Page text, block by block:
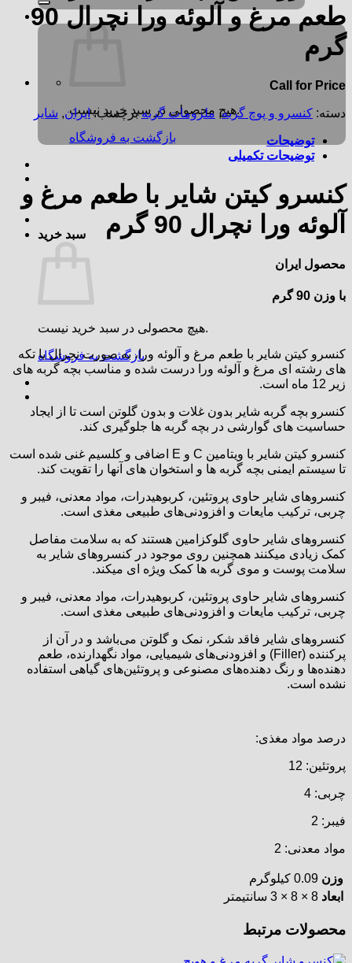
هیچ محصولی در سبد خرید نیست.
بازگشت به فروشگاه
سبد خرید
هیچ محصولی در سبد خرید نیست.
بازگشت به فروشگاه
طعم مرغ و آلوئه ورا نچرال 90
گرم
Call for Price
دسته: کنسرو و پوچ گربه, ملزومات گربه برچسب:ایران, شایر
توضیحات
توضیحات تکمیلی
کنسرو کیتن شایر با طعم مرغ و
آلوئه ورا نچرال 90 گرم
محصول ایران
با وزن 90 گرم
کنسرو کیتن شایر با طعم مرغ و آلوئه ورا، به صورت نچرال یا تکه
های رشته ای مرغ و آلوئه ورا درست شده و مناسب بچه گربه های
زیر 12 ماه است.
کنسرو بچه گربه شایر بدون غلات و بدون گلوتن است تا از ایجاد
حساسیت های گوارشی در بچه گربه ها جلوگیری کند.
کنسرو کیتن شایر با ویتامین C و E اضافی و کلسیم غنی شده است
تا سیستم ایمنی بچه گربه ها و استخوان های آنها را تقویت کند.
کنسروهای شایر حاوی پروتئین، کربوهیدرات، مواد معدنی، فیبر و
چربی، ترکیب مایعات و افزودنی‌های طبیعی مغذی است.
کنسروهای شایر حاوی گلوکزامین هستند که به سلامت مفاصل
کمک زیادی میکنند همچنین روی موجود در کنسروهای شایر به
سلامت پوست و موی گربه ها کمک ویژه ای میکند.
کنسروهای شایر حاوی پروتئین، کربوهیدرات، مواد معدنی، فیبر و
چربی، ترکیب مایعات و افزودنی‌های طبیعی مغذی است.
کنسروهای شایر فاقد شکر، نمک و گلوتن می‌باشد و در آن از
پرکننده (Filler) و افزودنی‌های شیمیایی، مواد نگهدارنده، طعم
دهنده‌ها و رنگ دهنده‌های مصنوعی و پروتئین‌های گیاهی استفاده
نشده است.
درصد مواد مغذی:
پروتئین: 12
چربی: 4
فیبر: 2
مواد معدنی: 2
وزن 0.09 کیلوگرم
ابعاد 8 × 8 × 3 سانتیمتر
محصولات مرتبط